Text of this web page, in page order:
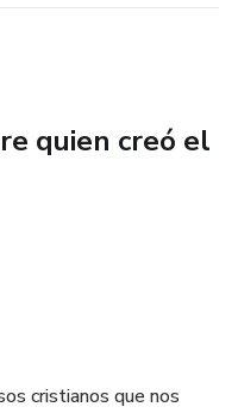
descubrirás
quien creó el
cristianos que nos